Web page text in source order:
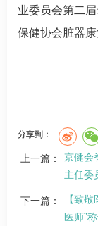
业委员会第二
保健协会脏器
分享到：
上一篇：
京健会
主任委
下一篇：
【致
医师”